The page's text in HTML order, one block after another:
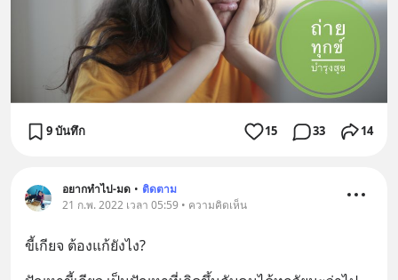
9 บันทึก 15 33 14
อยากทำไป-มด • ติดตาม
21 ก.พ. 2022 เวลา 05:59 • ความคิดเห็น
ขี้เกียจ ต้องแก้ยังไง?